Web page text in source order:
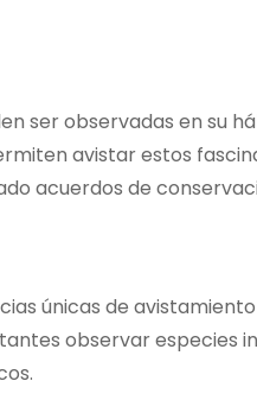
ser observadas en su
avistar estos
acuerdos de
únicas de
observar especies